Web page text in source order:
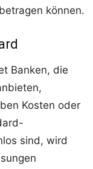
können.
Banken, die
Kosten oder
sind, wird